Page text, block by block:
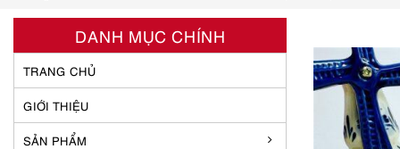
DANH MỤC CHÍNH
TRANG CHỦ
GIỚI THIỆU
SẢN PHẨM